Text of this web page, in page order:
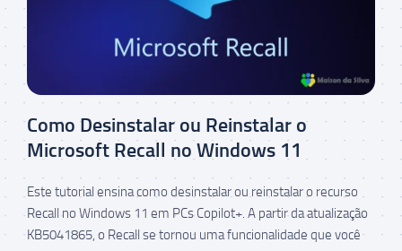
Como Desinstalar ou Reinstalar o
Microsoft Recall no Windows 11
Este tutorial ensina como desinstalar ou reinstalar o recurso
Recall no Windows 11 em PCs Copilot+. A partir da atualização
KB5041865, o Recall se tornou uma funcionalidade que você